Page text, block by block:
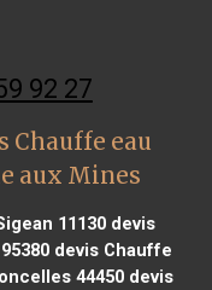
92 27
Chauffe eau
aux Mines
11130 devis
devis Chauffe
44450 devis